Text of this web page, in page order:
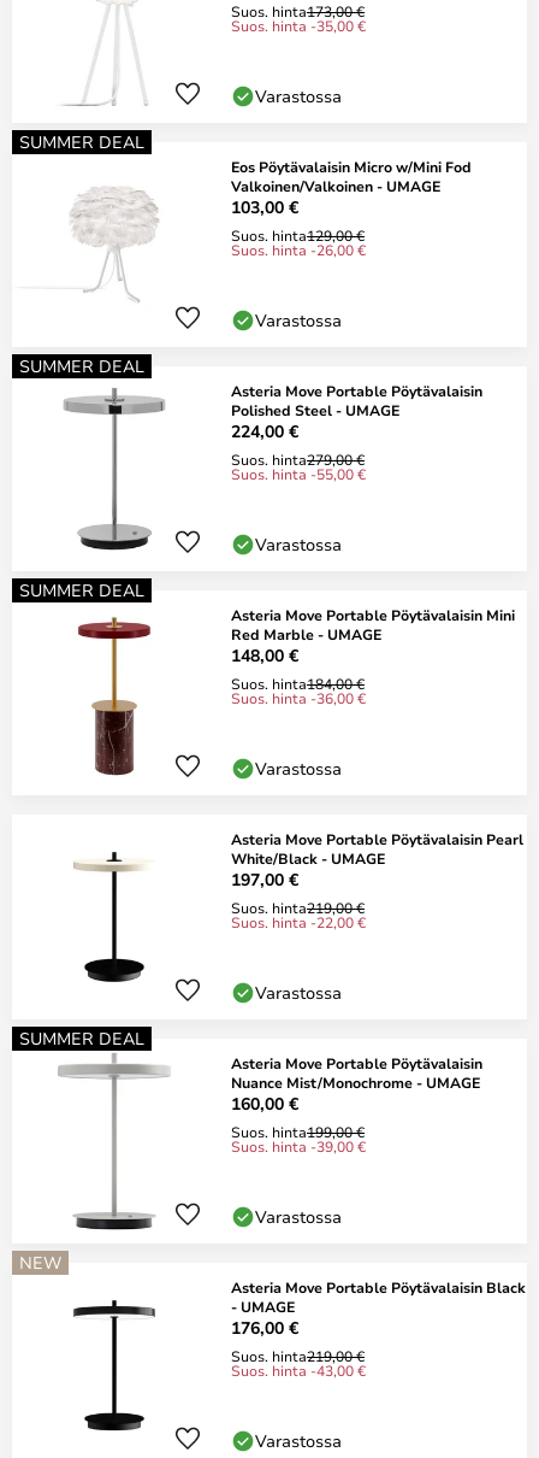
Suos. hinta173,00 €
Suos. hinta -35,00 €
Varastossa
SUMMER DEAL
Eos Pöytävalaisin Micro w/Mini Fod
Valkoinen/Valkoinen - UMAGE
103,00 €
Suos. hinta129,00 €
Suos. hinta -26,00 €
Varastossa
SUMMER DEAL
Asteria Move Portable Pöytävalaisin
Polished Steel - UMAGE
224,00 €
Suos. hinta279,00 €
Suos. hinta -55,00 €
Varastossa
SUMMER DEAL
Asteria Move Portable Pöytävalaisin Mini
Red Marble - UMAGE
148,00 €
Suos. hinta184,00 €
Suos. hinta -36,00 €
Varastossa
Asteria Move Portable Pöytävalaisin Pearl
White/Black - UMAGE
197,00 €
Suos. hinta219,00 €
Suos. hinta -22,00 €
Varastossa
SUMMER DEAL
Asteria Move Portable Pöytävalaisin
Nuance Mist/Monochrome - UMAGE
160,00 €
Suos. hinta199,00 €
Suos. hinta -39,00 €
Varastossa
NEW
Asteria Move Portable Pöytävalaisin Black
- UMAGE
176,00 €
Suos. hinta219,00 €
Suos. hinta -43,00 €
Varastossa